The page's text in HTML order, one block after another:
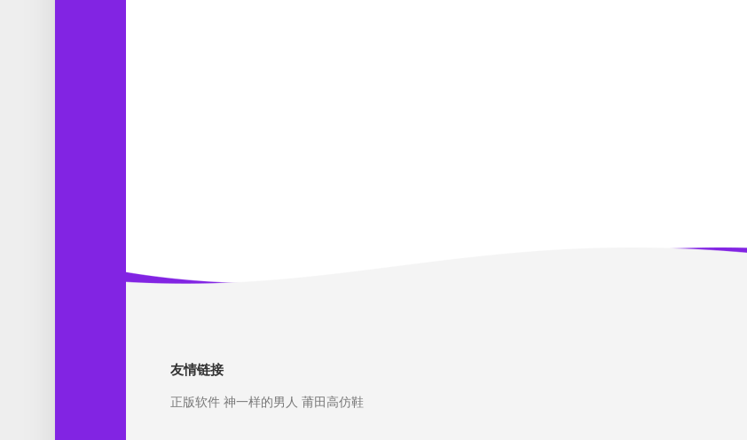
友情链接
正版软件 神一样的男人 莆田高仿鞋